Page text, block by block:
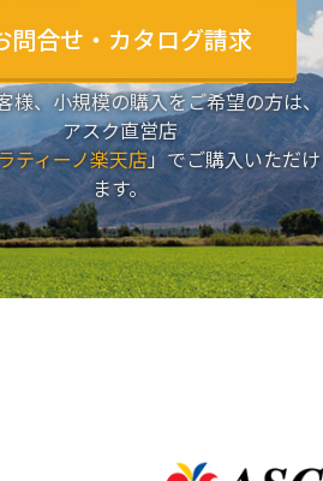
問合せ・カタログ請求
様、小規模の購入をご希望の方は、
アスク直営店
ティーノ楽天店」でご購入いただけ
ます。